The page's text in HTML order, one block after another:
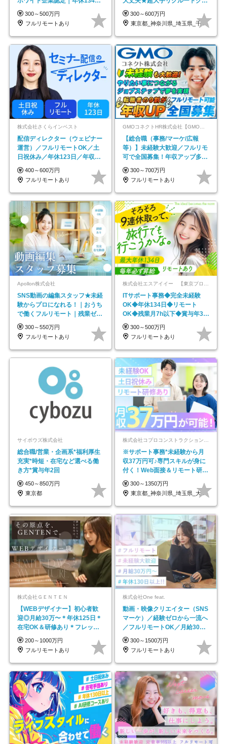
｜リモートOK
300～500万円
フルリモートあり
ープの正社員/sg
300～600万円
東京都_神奈川県_埼玉県_千葉県_大阪府…
株式会社さくらインベスト
配信ディレクター（ウェビナー
運営）／フルリモートOK／土
日祝休み／年休123日／年収
600万円可
400～600万円
フルリモートあり
GMOコネクトHR株式会社【GMOインターネットグループ】
【総合職（事務/マーケ/広報
等）】未経験大歓迎／フルリモ
可で全国募集！年収アップ多数
★年休最大130日★
300～700万円
フルリモートあり
Apollon株式会社
SNS動画の編集スタッフ★未経
験からプロになれる！｜おうち
で働くフルリモート｜残業ゼロ
で18時退勤◎
300～550万円
フルリモートあり
ITサポート事務◆完全未経験
OK◆年休134日◆リモート
OK◆残業月7h以下◆賞与年3回
◆5年目まで必ず昇給
300～500万円
フルリモートあり
サイボウズ株式会社
総合職/営業・企画系*福利厚生
充実*時短・在宅など選べる働
き方*賞与年2回
450～850万円
東京都
※サポート事務*未経験から月
収37万円可♪専門スキルが身に
付く！Web面接＆リモート研修
も充実♪/a
300～1350万円
東京都_神奈川県_埼玉県_大阪府_愛知県…
株式会社ＧＥＮＴＥＮ
【WEBデザイナー】初⼼者歓
迎◎⽉給30万〜＊年休125⽇＊
在宅OK＆研修あり＊フレック
ス
200～1000万円
フルリモートあり
株式会社One feat.
動画・映像クリエイター（SNS
マーケ）／経験ゼロから一流へ
／フルリモートOK／月給30万
円～／年休130日以上
300～1500万円
フルリモートあり